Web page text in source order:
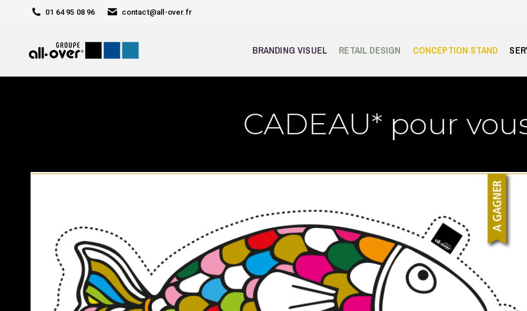
01 64 95 08 96 contact@all-over.fr
BRANDING VISUEL RETAIL DESIGN CONCEPTION STAND
CADEAU* pour